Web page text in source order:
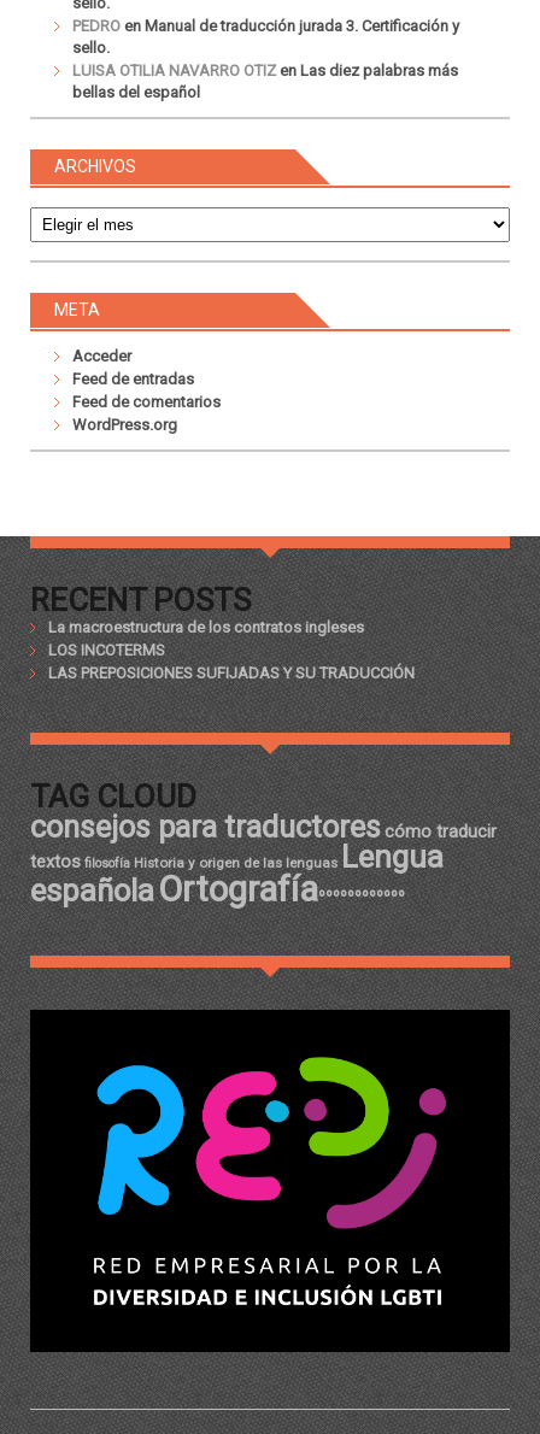
PEDRO en Manual de traducción jurada 3. Certificación y
sello.
LUISA OTILIA NAVARRO OTIZ en Las diez palabras más
bellas del español
ARCHIVOS
META
Acceder
Feed de entradas
Feed de comentarios
WordPress.org
RECENT POSTS
La macroestructura de los contratos ingleses
LOS INCOTERMS
LAS PREPOSICIONES SUFIJADAS Y SU TRADUCCIÓN
TAG CLOUD
consejos para traductorescómo traducir
textos filosofía Historia y origen de las lenguas Lengua
españolaOrtografíaºººººººººººº